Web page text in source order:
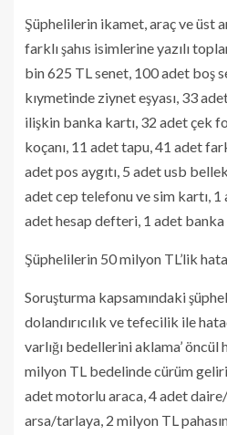
Şüphelilerin ikamet, araç ve üst
farklı şahıs isimlerine yazılı
bin 625 TL senet, 100 adet boş
kıymetinde ziynet eşyası, 33
ilişkin banka kartı, 32 adet çek
koçanı, 11 adet tapu, 41 adet
adet pos aygıtı, 5 adet usb
adet cep telefonu ve sim kartı,
adet hesap defteri, 1 adet
Şüphelilerin 50 milyon TL’lik
Soruşturma kapsamındaki
dolandırıcılık ve tefecilik ile
varlığı bedellerini aklama’
milyon TL bedelinde cürüm
adet motorlu araca, 4 adet
arsa/tarlaya, 2 milyon TL